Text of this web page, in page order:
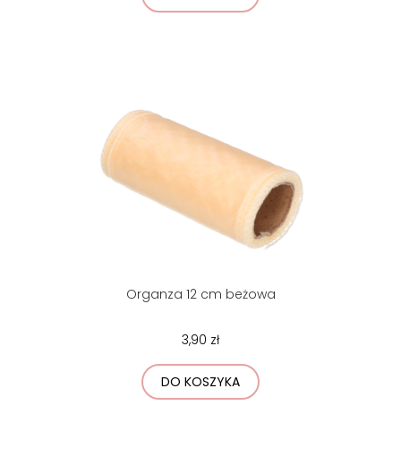
Organza 12 cm beżowa
3,90 zł
DO KOSZYKA